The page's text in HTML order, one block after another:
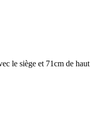
le siège et 71cm de haut